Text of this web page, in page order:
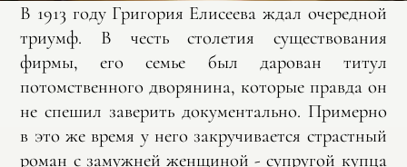
В 1913 году Григория Елисеева ждал очередной
триумф. В честь столетия существования
фирмы, его семье был дарован титул
потомственного дворянина, которые правда он
не спешил заверить документально. Примерно
в это же время у него закручивается страстный
роман с замужней женщиной - супругой купца